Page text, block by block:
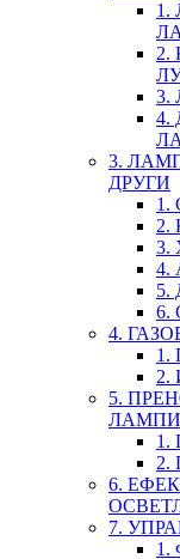
3.
4.
3.
ДРУГИ
1.
2.
3.
4.
6.
4.
1.
5.
ЛАМПИ
1.
6.
7.
1.